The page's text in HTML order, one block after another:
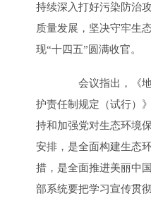
持续深入打好污染防治
质量发展，坚决守牢生
现“十四五”圆满收官。
会议指出，《地
护责任制规定（试行）
持和加强党对生态环境
安排，是全面构建生态
措，是全面推进美丽中
部系统要把学习宣传贯